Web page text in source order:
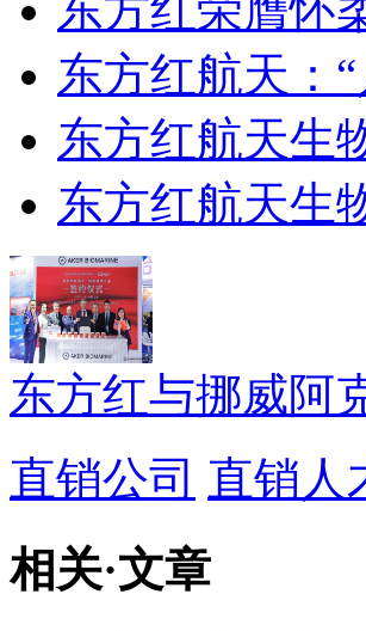
东方红荣膺怀
东方红航天：
东方红航天生
东方红航天生
东方红与挪威阿
直销公司 直销人
相关·文章